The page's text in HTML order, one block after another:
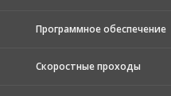
Программное обеспечение
Скоростные проходы